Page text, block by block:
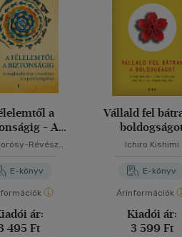
a
- A
útjai a
Révész
E-könyv
ár:
495 Ft
Vállald fel
Ichiro Kishimi
E-könyv
Árinformációk
Kiadói ár:
3 599 Ft